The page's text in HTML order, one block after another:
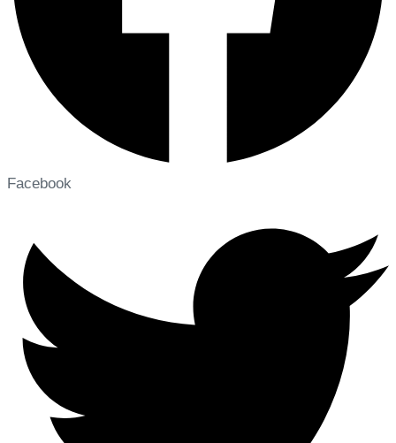
Facebook